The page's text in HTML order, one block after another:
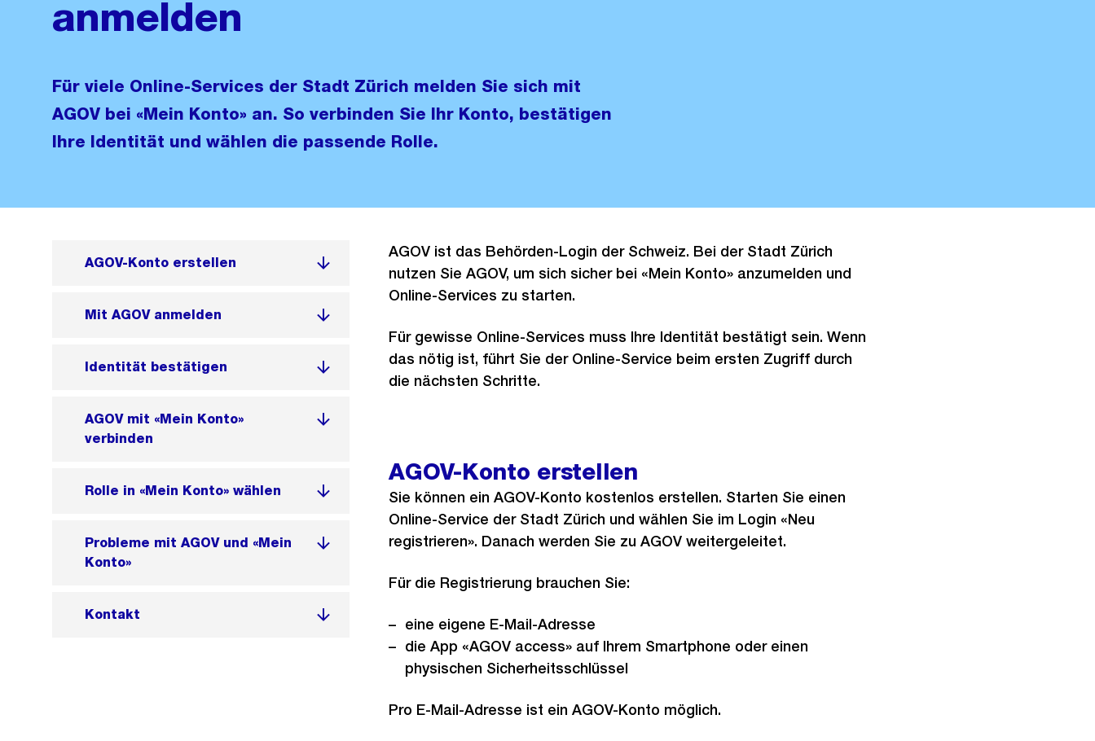
anmelden
Für viele Online-Services der Stadt Zürich melden Sie sich mit
AGOV bei «Mein Konto» an. So verbinden Sie Ihr Konto, bestätigen
Ihre Identität und wählen die passende Rolle.
AGOV-Konto erstellen
Mit AGOV anmelden
Identität bestätigen
AGOV mit «Mein Konto»
verbinden
Rolle in «Mein Konto» wählen
Probleme mit AGOV und «Mein
Konto»
Kontakt
AGOV ist das Behörden-Login der Schweiz. Bei der Stadt Zürich
nutzen Sie AGOV, um sich sicher bei «Mein Konto» anzumelden und
Online-Services zu starten.
Für gewisse Online-Services muss Ihre Identität bestätigt sein. Wenn
das nötig ist, führt Sie der Online-Service beim ersten Zugriff durch
die nächsten Schritte.
AGOV-Konto erstellen
Sie können ein AGOV-Konto kostenlos erstellen. Starten Sie einen
Online-Service der Stadt Zürich und wählen Sie im Login «Neu
registrieren». Danach werden Sie zu AGOV weitergeleitet.
Für die Registrierung brauchen Sie:
eine eigene E-Mail-Adresse
die App «AGOV access» auf Ihrem Smartphone oder einen
physischen Sicherheitsschlüssel
Pro E-Mail-Adresse ist ein AGOV-Konto möglich.